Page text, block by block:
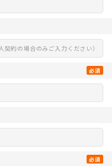
必須
必須